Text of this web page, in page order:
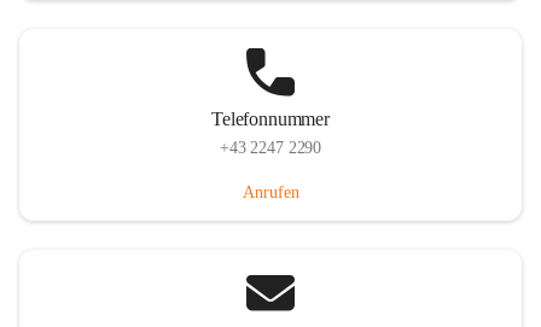
Telefonnummer
+43 2247 2290
Anrufen